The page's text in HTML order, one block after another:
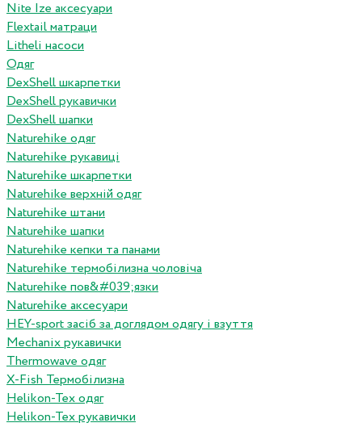
Nite Ize аксесуари
Flextail матраци
Litheli насоси
Одяг
DexShell шкарпетки
DexShell рукавички
DexShell шапки
Naturehike одяг
Naturehike рукавиці
Naturehike шкарпетки
Naturehike верхній одяг
Naturehike штани
Naturehike шапки
Naturehike кепки та панами
Naturehike термобілизна чоловіча
Naturehike пов&#039;язки
Naturehike аксесуари
HEY-sport засіб за доглядом одягу і взуття
Mechanix рукавички
Thermowave одяг
X-Fish Термобілизна
Helikon-Tex одяг
Helikon-Tex рукавички